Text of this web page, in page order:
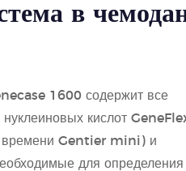
в
1600 содержит все
кислот
времени Gentier mini) и
для определения